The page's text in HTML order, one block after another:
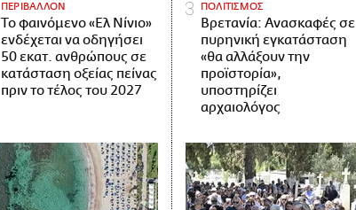
ΠΕΡΙΒΑΛΛΟΝ
Το φαινόμενο «Ελ Νίνιο»
ενδέχεται να οδηγήσει
50 εκατ. ανθρώπους σε
κατάσταση οξείας πείνας
πριν το τέλος του 2027
ΠΟΛΙΤΙΣΜΟΣ
Βρετανία: Ανασκαφές σε
πυρηνική εγκατάσταση
«θα αλλάξουν την
προϊστορία»,
υποστηρίζει
αρχαιολόγος